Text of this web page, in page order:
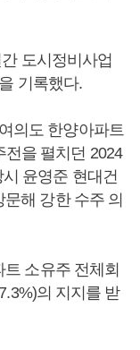
도시정비사업
기록했다.
의도 한양아파트
을 펼치던 2024
윤영준 현대건
해 강한 수주 의
소유주 전체회
의 지지를 받